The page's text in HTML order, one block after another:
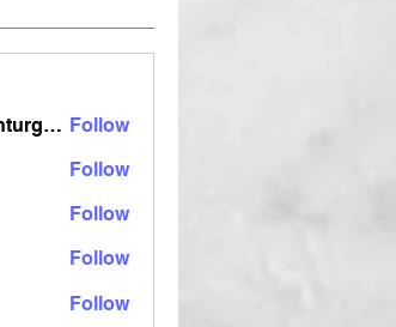
vandanaswarajmanturgekar Follow
Follow
Follow
Follow
Follow